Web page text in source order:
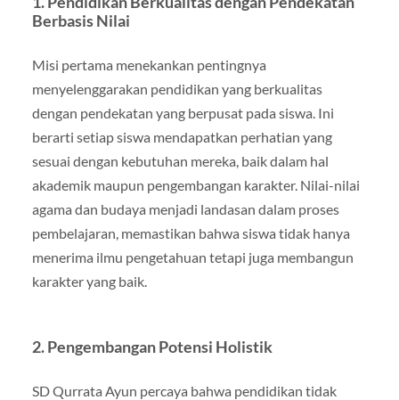
Berbasis Nilai
Misi pertama menekankan pentingnya
menyelenggarakan pendidikan yang berkualitas
dengan pendekatan yang berpusat pada siswa. Ini
berarti setiap siswa mendapatkan perhatian yang
sesuai dengan kebutuhan mereka, baik dalam hal
akademik maupun pengembangan karakter. Nilai-nilai
agama dan budaya menjadi landasan dalam proses
pembelajaran, memastikan bahwa siswa tidak hanya
menerima ilmu pengetahuan tetapi juga membangun
karakter yang baik.
2. Pengembangan Potensi Holistik
SD Qurrata Ayun percaya bahwa pendidikan tidak